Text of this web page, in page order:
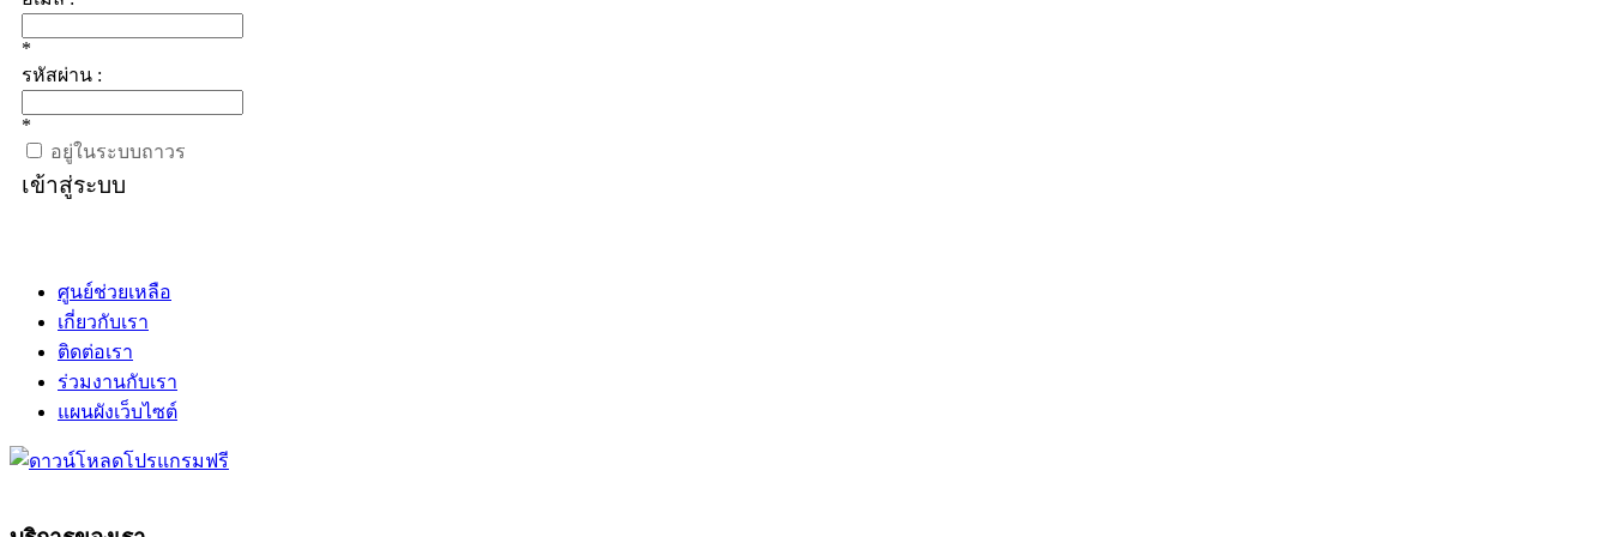
*
รหัสผ่าน :
*
อยู่ในระบบถาวร
เข้าสู่ระบบ
ศูนย์ช่วยเหลือ
เกี่ยวกับเรา
ติดต่อเรา
ร่วมงานกับเรา
แผนผังเว็บไซต์